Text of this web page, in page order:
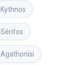
Kythnos
Sérifos
Agathonisi